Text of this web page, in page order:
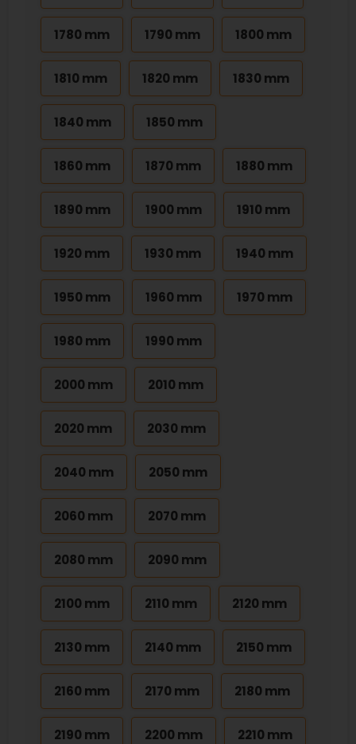
1780 mm 1790 mm 1800 mm
1810 mm 1820 mm 1830 mm
1840 mm 1850 mm
1860 mm 1870 mm 1880 mm
1890 mm 1900 mm 1910 mm
1920 mm 1930 mm 1940 mm
1950 mm 1960 mm 1970 mm
1980 mm 1990 mm
2000 mm 2010 mm
2020 mm 2030 mm
2040 mm 2050 mm
2060 mm 2070 mm
2080 mm 2090 mm
2100 mm 2110 mm 2120 mm
2130 mm 2140 mm 2150 mm
2160 mm 2170 mm 2180 mm
2190 mm 2200 mm 2210 mm